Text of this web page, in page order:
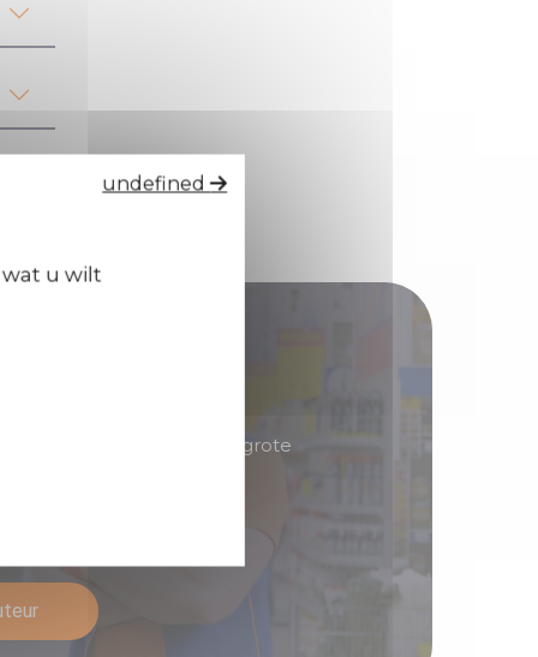
in producten met een grote
u wilt
undefined